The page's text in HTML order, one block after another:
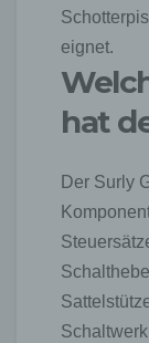
eignet.
hat
Der Surly